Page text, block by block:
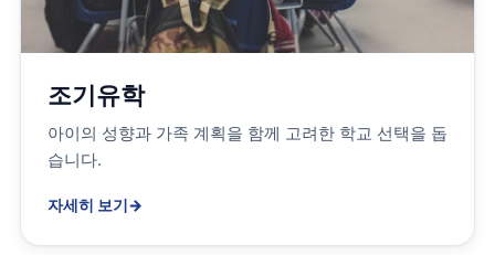
조기유학
아이의 성향과 가족 계획을 함께 고려한 학교 선택을 돕
습니다.
자세히 보기→